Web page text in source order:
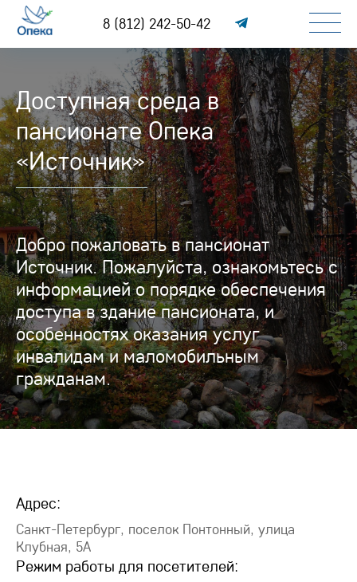
8 (812) 242-50-42
Доступная среда в
пансионате Опека
«Источник»
Добро пожаловать в пансионат
Источник. Пожалуйста, ознакомьтесь с
информацией о порядке обеспечения
доступа в здание пансионата, и
особенностях оказания услуг
инвалидам и маломобильным
гражданам.
Адрес:
Санкт-Петербург, поселок Понтонный, улица
Клубная, 5А
Режим работы для посетителей: